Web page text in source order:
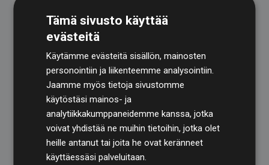
joka keskimäärin vastaa kaksinkertaista määrää
verkkosivuston arvioituihin päästöihin verrattuna.
Kaikki hankkeet ovatGold Standardin
sertifioimia, mikä takaa korkean laadun, todellisen
ilmastovaikutuksen ja täyden läpinäkyvyyden. Lue
lisää yksittäisistä hankkeistatäältä.
Tämä sivusto käyttää
evästeitä
Käytämme evästeitä sisällön, mainosten
personointiin ja liikenteemme analysointiin.
Jaamme myös tietoja sivustomme
käytöstäsi mainos- ja
analytiikkakumppaneidemme kanssa, jotka
voivat yhdistää ne muihin tietoihin, jotka olet
heille antanut tai joita he ovat keränneet
käyttäessäsi palveluitaan.